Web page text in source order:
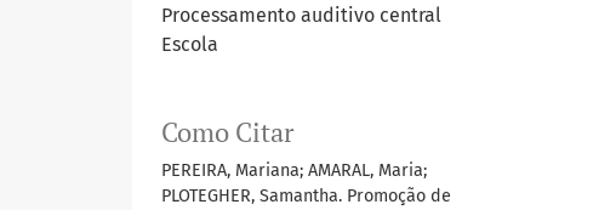
Processamento auditivo central
Escola
Como Citar
PEREIRA, Mariana; AMARAL, Maria;
PLOTEGHER, Samantha. Promoção de